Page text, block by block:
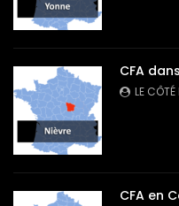
CFA
LE CÔTÉ
CFA en